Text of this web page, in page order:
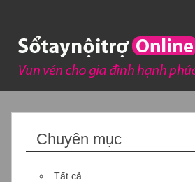
Chuyên mục
Tất cả